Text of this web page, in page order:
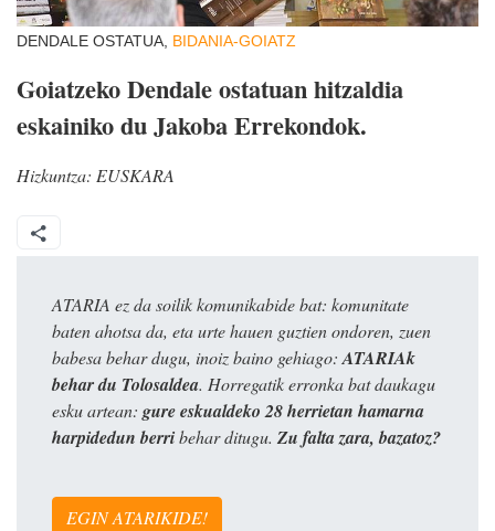
DENDALE OSTATUA, BIDANIA-GOIATZ
Goiatzeko Dendale ostatuan hitzaldia
eskainiko du Jakoba Errekondok.
Hizkuntza: EUSKARA
ATARIA ez da soilik komunikabide bat: komunitate
baten ahotsa da, eta urte hauen guztien ondoren, zuen
babesa behar dugu, inoiz baino gehiago:ATARIAk
behar du Tolosaldea. Horregatik erronka bat daukagu
esku artean: gure eskualdeko 28 herrietan hamarna
harpidedun berribehar ditugu. Zu falta zara, bazatoz?
EGIN ATARIKIDE!